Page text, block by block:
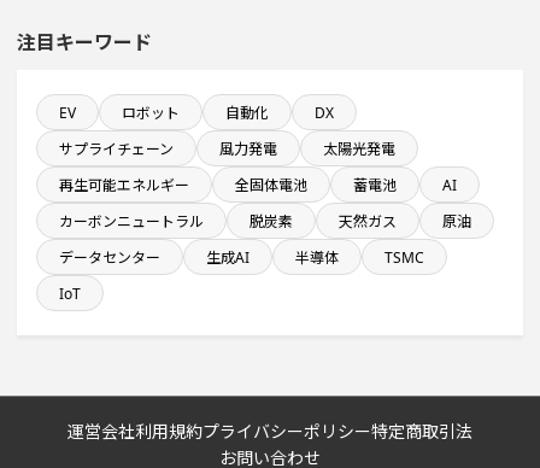
医薬品工場のプロジェクト
食品関連工場のプロジェクト
システム投資一覧
稼働から約5年経過プロジェクト
飲食事業を営む会社で10億円以上投資する設備新設計画
来月完成プロジェクト
注目キーワード
EV ロボット 自動化
DX
サプライチェーン
風力発電
太陽光発電
再生可能エネルギー
全固体電池 蓄電池
AI
カーボンニュートラル
脱炭素 天然ガス
原油
データセンター
生成AI 半導体
TSMC
IoT
運営会社利用規約プライバシーポリシー特定商取引法
お問い合わせ